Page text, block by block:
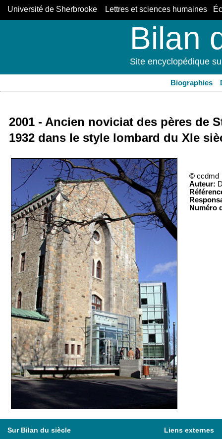
Université de Sherbrooke Lettres et sciences humaines
Bilan
Site encyclopédique
Biographies
2001 - Ancien noviciat des pères de
1932 dans le style lombard du XIe
© ccdmd
Auteur:
Numéro
Sur Bilan du siècle Liens externes